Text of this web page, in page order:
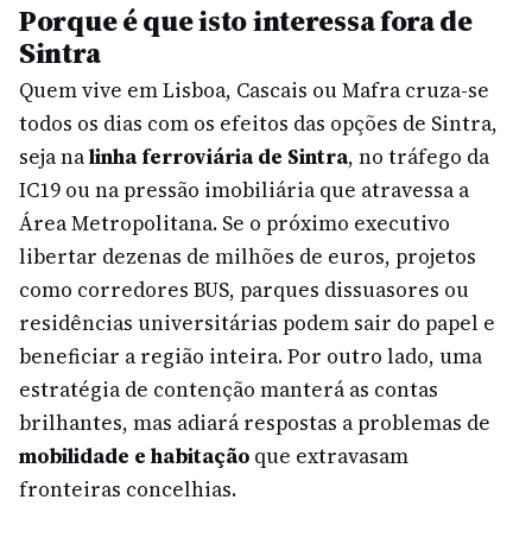
Porque é que isto interessa fora de
Sintra
Quem vive em Lisboa, Cascais ou Mafra cruza-se
todos os dias com os efeitos das opções de Sintra,
seja nalinha ferroviária de Sintra, no tráfego da
IC19 ou na pressão imobiliária que atravessa a
Área Metropolitana. Se o próximo executivo
libertar dezenas de milhões de euros, projetos
como corredores BUS, parques dissuasores ou
residências universitárias podem sair do papel e
beneficiar a região inteira. Por outro lado, uma
estratégia de contenção manterá as contas
brilhantes, mas adiará respostas a problemas de
mobilidade e habitação que extravasam
fronteiras concelhias.